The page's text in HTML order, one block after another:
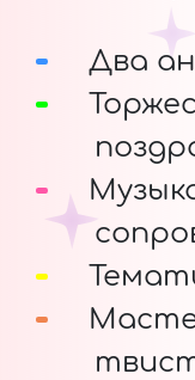
Два